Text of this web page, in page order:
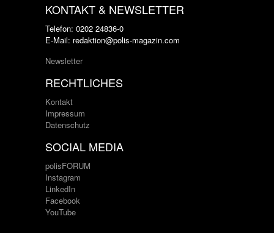
KONTAKT & NEWSLETTER
Telefon: 0202 24836-0
E-Mail: redaktion@polis-magazin.com
Newsletter
RECHTLICHES
Kontakt
Impressum
Datenschutz
SOCIAL MEDIA
polisFORUM
Instagram
LinkedIn
Facebook
YouTube